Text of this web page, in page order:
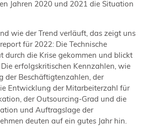
Jahren 2020 und 2021 die Situation
wie der Trend verläuft, das zeigt uns
für 2022: Die Technische
durch die Krise gekommen und blickt
erfolgskritischen Kennzahlen, wie
der Beschäftigtenzahlen, der
Entwicklung der Mitarbeiterzahl für
der Outsourcing-Grad und die
und Auftragslage der
deuten auf ein gutes Jahr hin.